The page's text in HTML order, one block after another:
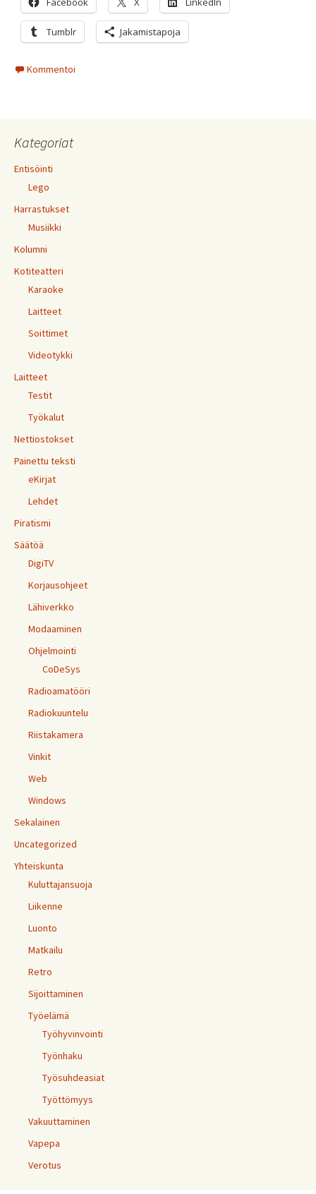
Tumblr Jakamistapoja
Kommentoi
Kategoriat
Entisöinti
Lego
Harrastukset
Musiikki
Kolumni
Kotiteatteri
Karaoke
Laitteet
Soittimet
Videotykki
Laitteet
Testit
Työkalut
Nettiostokset
Painettu teksti
eKirjat
Lehdet
Piratismi
Säätöä
DigiTV
Korjausohjeet
Lähiverkko
Modaaminen
Ohjelmointi
CoDeSys
Radioamatööri
Radiokuuntelu
Riistakamera
Vinkit
Web
Windows
Sekalainen
Uncategorized
Yhteiskunta
Kuluttajansuoja
Liikenne
Luonto
Matkailu
Retro
Sijoittaminen
Työelämä
Työhyvinvointi
Työnhaku
Työsuhdeasiat
Työttömyys
Vakuuttaminen
Vapepa
Verotus